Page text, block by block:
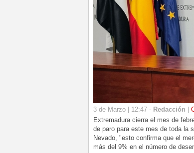
3 de Marzo | 12:47 - Redacción
Extremadura cierra el mes de
de paro para este mes de toda la
Nevado, "esto confirma que el
más del 9% en el número de